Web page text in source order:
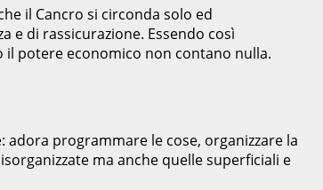
il Cancro si circonda solo ed
e di rassicurazione. Essendo così
il potere economico non contano nulla.
adora programmare le cose, organizzare la
ma anche quelle superficiali e